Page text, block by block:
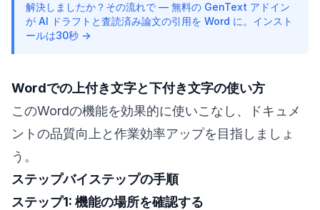
解決しましたか？その流れで — 無料の GenText アドイン
が AI ドラフトと査読済み論文の引用を Word に。インスト
ールは30秒 →
Wordでの上付き文字と下付き文字の使い方
このWordの機能を効果的に使いこなし、ドキュメ
ントの品質向上と作業効率アップを目指しましょ
う。
ステップバイステップの手順
ステップ1: 機能の場所を確認する